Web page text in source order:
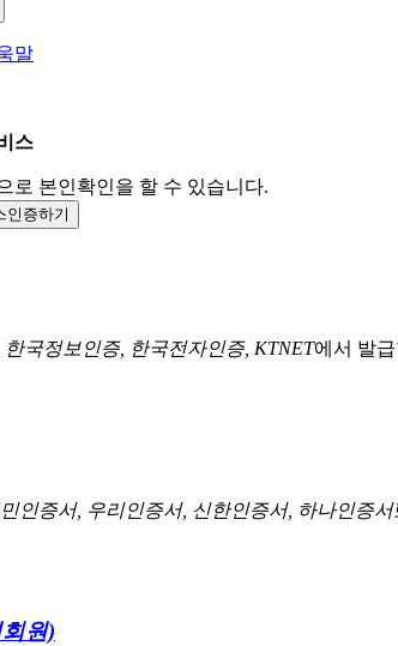
말
스
로 본인확인을 할 수 있습니다.
인증하기
국정보인증, 한국전자인증, KTNET에서 발
인증서, 우리인증서, 신한인증서, 하나인증서
원)